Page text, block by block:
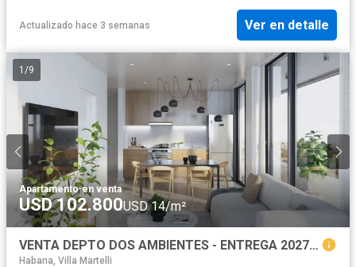
Actualizado hace 3 semanas Ver en detalle
1 /9
Apartamento·en venta
USD 102.800USD 14/m²
VENTA DEPTO DOS AMBIENTES - ENTREGA 2027 AGOSTO- FINANCIACIÓN
Habana, Villa Martelli